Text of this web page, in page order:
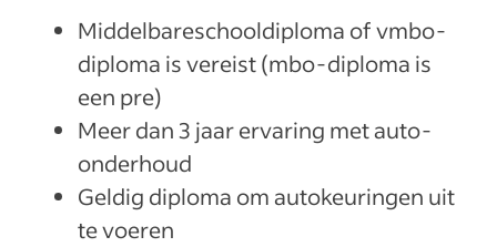
Middelbareschooldiploma of vmbo-
diploma is vereist (mbo-diploma is
een pre)
Meer dan 3 jaar ervaring met auto-
onderhoud
Geldig diploma om autokeuringen uit
te voeren